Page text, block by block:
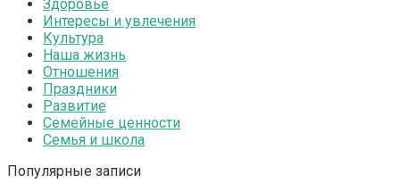
Здоровье
Интересы и увлечения
Культура
Наша жизнь
Отношения
Праздники
Развитие
Семейные ценности
Семья и школа
Популярные записи